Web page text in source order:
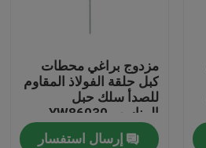
مزدوج براغي محطات
كبل حلقة الفولاذ المقاوم
للصدأ سلك حبل
المناسب YW86030
إرسال استفسار